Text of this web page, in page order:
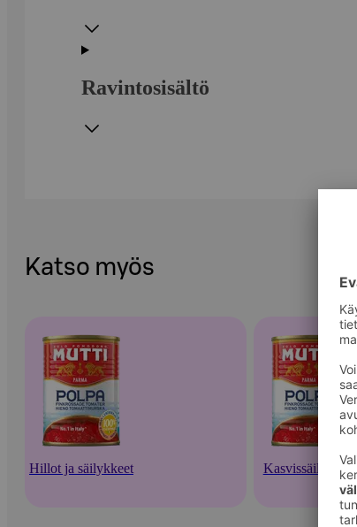
Ravintosisältö
Katso myös
Hillot ja säilykkeet Kasvissäilykkeet